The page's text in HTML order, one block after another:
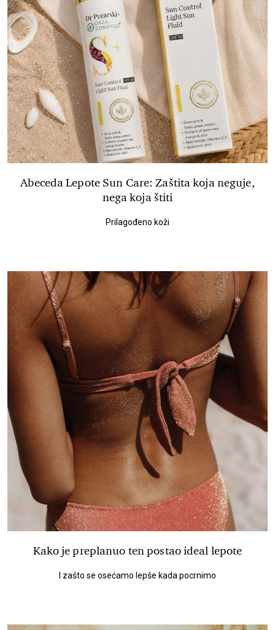
Abeceda Lepote Sun Care: Zaštita koja neguje,
nega koja štiti
Prilagođeno koži
Kako je preplanuo ten postao ideal lepote
I zašto se osećamo lepše kada pocrnimo